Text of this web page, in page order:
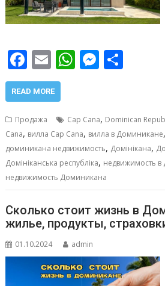
F
ac
e
b
o
o
k
E
m
ai
W
s
A
p
p
M
e
n
g
er
р
а
в
т
ь
READ MORE
Продажа Cap Cana, Dominican
Cana, вилла Cap Cana, вилла в Доминикане,
доминикана недвижимость, Домінікана,
Домініканська республіка, недвижимость
недвижимость Доминикана
Сколько стоит жизнь в
жилье, продукты,
01.10.2024 admin